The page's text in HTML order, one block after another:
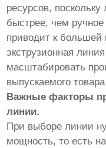
ресурсов,
быстрее, чем ручное
приводит к
экструзионная
масштабировать
выпускаемого
Важные факторы
линии.
При выборе линии
мощность, то есть